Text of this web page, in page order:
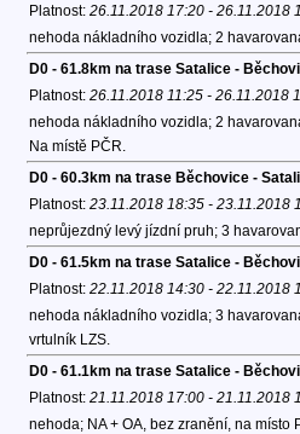
Platnost: 26.11.2018 17:20 - 26.11.2018
nehoda nákladního vozidla; 2
D0 - 61.8km na trase Satalice -
Platnost: 26.11.2018 11:25 - 26.11.2018
nehoda nákladního vozidla; 2
Na místě PČR.
D0 - 60.3km na trase Běchovice -
Platnost: 23.11.2018 18:35 - 23.11.2018
neprůjezdný levý jízdní pruh; 3
D0 - 61.5km na trase Satalice -
Platnost: 22.11.2018 14:30 - 22.11.2018
nehoda nákladního vozidla; 3
vrtulník LZS.
D0 - 61.1km na trase Satalice -
Platnost: 21.11.2018 17:00 - 21.11.2018
nehoda; NA + OA, bez zranění, na místo